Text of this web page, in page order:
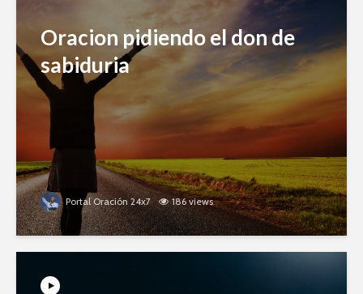
Oracion pidiendo el don de
sabiduria
Portal Oración 24x7 186 views